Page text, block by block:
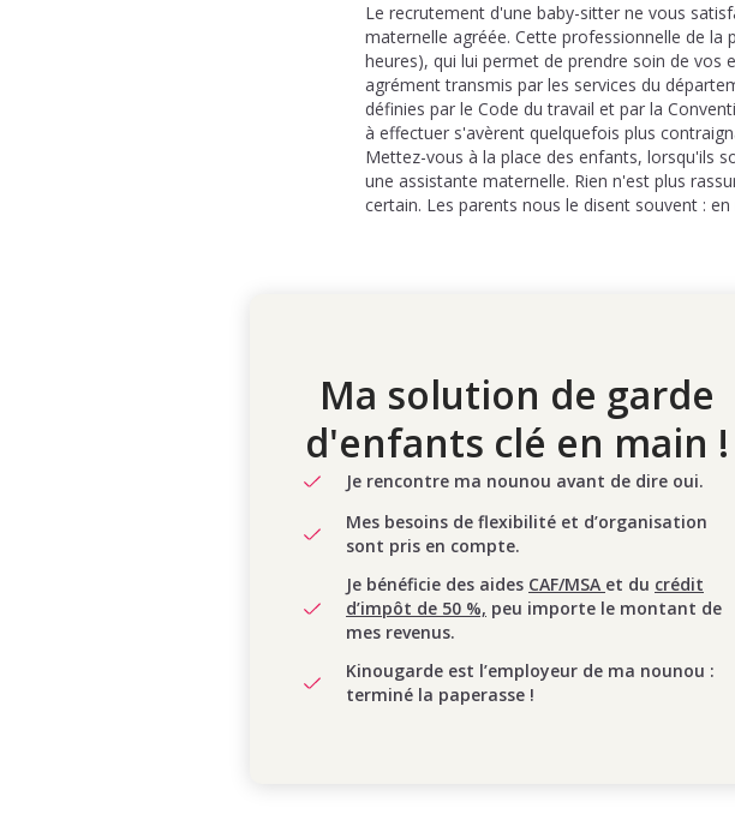
Le recrutement d'une baby-sitter ne vous
maternelle agréée. Cette professionnelle de
heures), qui lui permet de prendre soin de vos
agrément transmis par les services du
définies par le Code du travail et par la
à effectuer s'avèrent quelquefois plus
Mettez-vous à la place des enfants, lorsqu'ils
une assistante maternelle. Rien n'est plus
certain. Les parents nous le disent souvent :
Ma solution de garde
d'enfants clé en main !
Je rencontre ma nounou avant de dire oui.
Mes besoins de flexibilité et d’organisation
sont pris en compte.
Je bénéficie des aides CAF/MSA et du crédit
d’impôt de 50 %, peu importe le montant de
mes revenus.
Kinougarde est l’employeur de ma nounou :
terminé la paperasse !